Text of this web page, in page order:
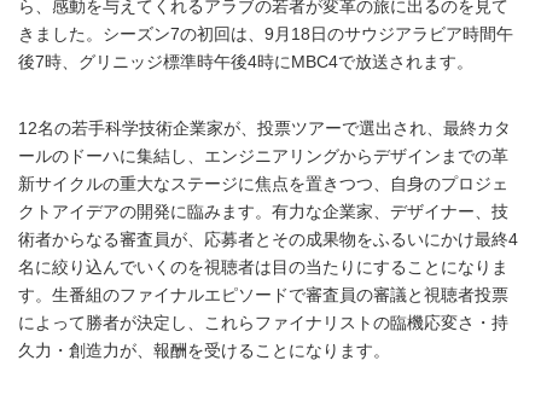
ら、感動を与えてくれるアラブの若者が変革の旅に出るのを見て
きました。シーズン7の初回は、9月18日のサウジアラビア時間午
後7時、グリニッジ標準時午後4時にMBC4で放送されます。
12名の若手科学技術企業家が、投票ツアーで選出され、最終カタ
ールのドーハに集結し、エンジニアリングからデザインまでの革
新サイクルの重大なステージに焦点を置きつつ、自身のプロジェ
クトアイデアの開発に臨みます。有力な企業家、デザイナー、技
術者からなる審査員が、応募者とその成果物をふるいにかけ最終4
名に絞り込んでいくのを視聴者は目の当たりにすることになりま
す。生番組のファイナルエピソードで審査員の審議と視聴者投票
によって勝者が決定し、これらファイナリストの臨機応変さ・持
久力・創造力が、報酬を受けることになります。